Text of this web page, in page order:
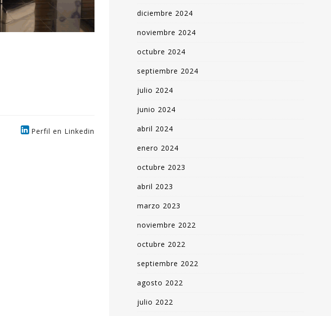
Perfil en Linkedin
diciembre 2024
noviembre 2024
octubre 2024
septiembre 2024
julio 2024
junio 2024
abril 2024
enero 2024
octubre 2023
abril 2023
marzo 2023
noviembre 2022
octubre 2022
septiembre 2022
agosto 2022
julio 2022